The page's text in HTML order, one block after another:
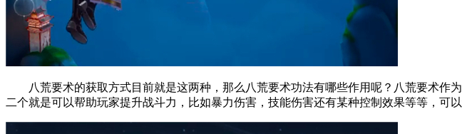
八荒要术的获取方式目前就是这两种，那么八荒要术功法有哪些作用呢？八荒要术作
二个就是可以帮助玩家提升战斗力，比如暴力伤害，技能伤害还有某种控制效果等等，可